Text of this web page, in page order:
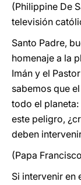
(Philippine De
televisión
Santo Padre,
homenaje a la
Imán y el
sabemos que
todo el
este peligro,
deben
(Papa
Si intervenir